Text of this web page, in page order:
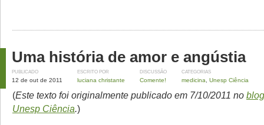
Uma história de amor e angústia
PUBLICADO
12 de out de 2011
ESCRITO POR
luciana christante
DISCUSSÃO
Comente!
CATEGORIAS
medicina Unesp Ciência
(Este texto foi originalmente publicado em 7/10/2011 no
Unesp Ciência.)